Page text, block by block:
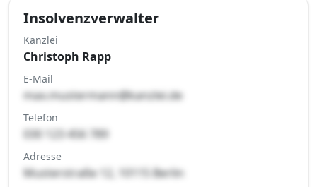
Insolvenzverwalter
Kanzlei
Christoph Rapp
E-Mail
max.mustermann@kanzlei.de
Telefon
030 123 456 789
Adresse
Musterstraße 12, 10115 Berlin